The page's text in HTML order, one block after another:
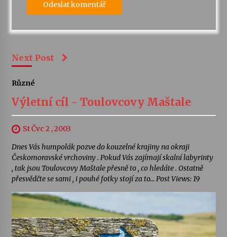
Next Post
Různé
Výletní cíl - Toulovcovy Maštale
St Čvc 2 , 2003
Dnes Vás humpolák pozve do kouzelné krajiny na okraji
Českomoravské vrchoviny . Pokud Vás zajímají skalní labyrinty
, tak jsou Toulovcovy Maštale přesně to , co hledáte . Ostatně
přesvědčte se sami , i pouhé fotky stojí za to… Post Views: 19